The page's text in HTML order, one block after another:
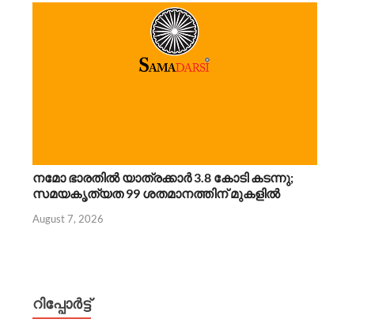
August 7, 2026
നമോ ഭാരതിൽ യാത്രക്കാർ 3.8 കോടി കടന്നു;
സമയകൃത്യത 99 ശതമാനത്തിന് മുകളിൽ
August 7, 2026
റിപ്പോര്‍ട്ട്